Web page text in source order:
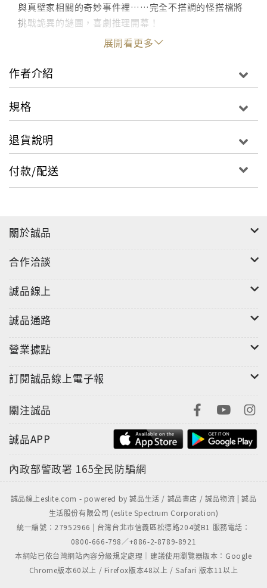
與真壁家相關的奇妙事件裡……完全不搭調的怪搭檔將
挑戰詭異的謎團，喜劇推理開幕！
展開看更多
作者介紹
規格
退貨說明
付款/配送
關於誠品
合作洽談
誠品線上
誠品通路
營業據點
訂閱誠品線上電子報
關注誠品
誠品APP
內政部警政署 165全民防騙網
誠品線上eslite.com - powered by 誠品生活 / 誠品書店 / 誠品物流 | 誠品
生活股份有限公司 (eslite Spectrum Corporation)
統一編號：27952966 | 台灣台北市信義區松德路204號B1 服務電話：
0800-666-798／+886-2-8789-8921
本網站已依台灣網站內容分級規定處理｜建議使用瀏覽器版本：Google
Chrome版本60以上 / Firefox版本48以上 / Safari 版本11以上